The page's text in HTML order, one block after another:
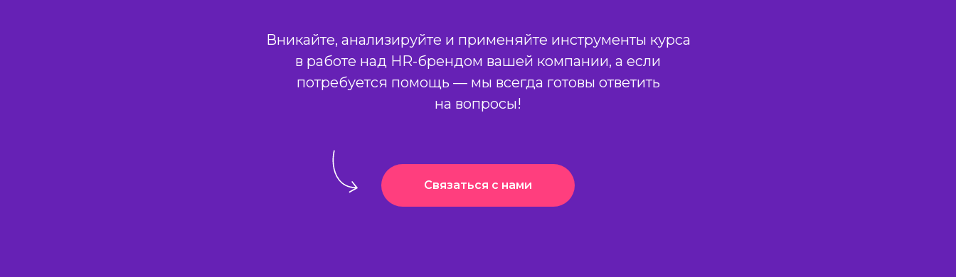
Вникайте, анализируйте и применяйте инструменты курса
в работе над HR-брендом вашей компании, а если
потребуется помощь — мы всегда готовы ответить
на вопросы!
Связаться с нами